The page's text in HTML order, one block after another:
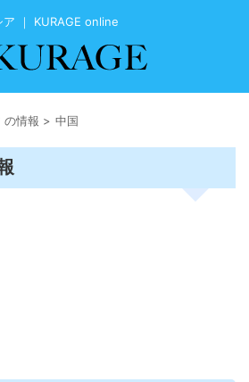
ア ｜ KURAGE online
の情報 > 中国